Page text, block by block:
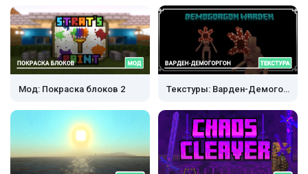
Мод: Покраска блоков 2 Текстуры: Варден-Демогоргон